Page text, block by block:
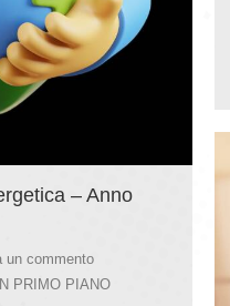
– Anno
un commento
PRIMO PIANO